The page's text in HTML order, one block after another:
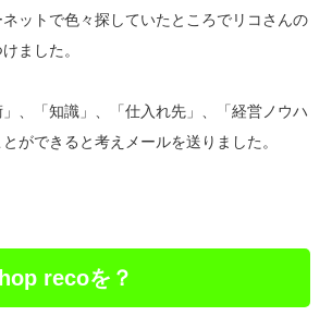
ットで色々探していたところでリコさんの
ました。
、「知識」、「仕入れ先」、「経営ノウハ
ができると考えメールを送りました。
recoを？